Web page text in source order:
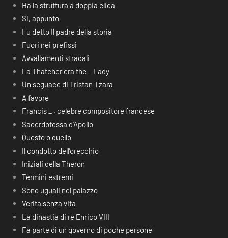
Ha la struttura a doppia elica
Si, appunto
Fu detto Il padre della storia
Fuori nei prefissi
Avvallamenti stradali
La Thatcher era the _ Lady
Un seguace di Tristan Tzara
A favore
Francis _ , celebre compositore francese
Sacerdotessa d’Apollo
Questo o quello
Il condotto dell’orecchio
Iniziali della Theron
Termini estremi
Sono uguali nel palazzo
Verità senza vita
La dinastia di re Enrico VIII
Fa parte di un governo di poche persone